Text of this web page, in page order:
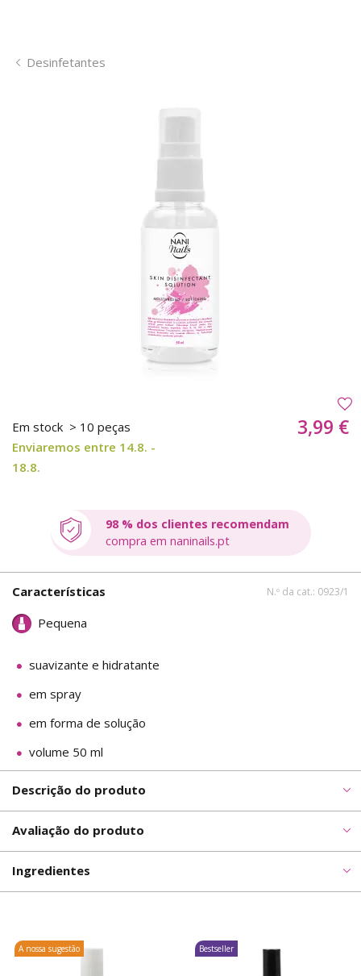
Desinfetantes
Em stock > 10 peças
Enviaremos entre 14.8. -
18.8.
3,99 €
98 % dos clientes recomendam
compra em naninails.pt
Características N.º da cat.: 0923/1
Pequena
suavizante e hidratante
em spray
em forma de solução
volume 50 ml
Descrição do produto
Avaliação do produto
Ingredientes
A nossa sugestão Bestseller